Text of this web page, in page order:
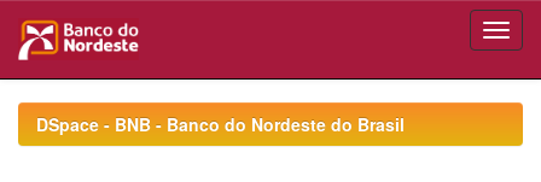
navigationDSpace - BNB - Banco do Nordeste do Brasil